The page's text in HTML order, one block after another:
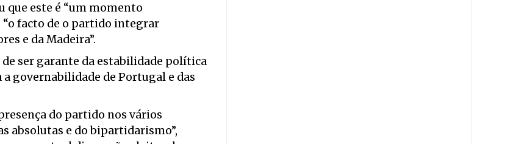
que este é “um momento
“o facto de o partido integrar
e da Madeira”.
de ser garante da estabilidade política
governabilidade de Portugal e das
do partido nos vários
absolutas e do bipartidarismo”,